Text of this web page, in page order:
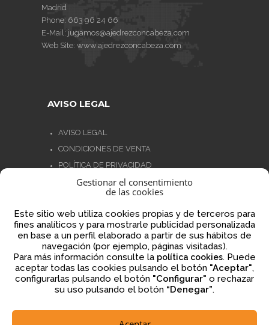
Gestionar el consentimiento
de las cookies
Este sitio web utiliza cookies propias y de terceros para
fines analíticos y para mostrarle publicidad personalizada
en base a un perfil elaborado a partir de sus hábitos de
navegación (por ejemplo, páginas visitadas).
Para más información consulte la política cookies. Puede
aceptar todas las cookies pulsando el botón "Aceptar",
configurarlas pulsando el botón "Configurar" o rechazar
su uso pulsando el botón “Denegar”.
Madrid
Phone: 663 96 24 66
E-Mail: jugamos@ajedrezconcabeza.com
Web Site: www.ajedrezconcabeza.com
AVISO LEGAL
AVISO LEGAL
CONDICIONES DE VENTA
POLÍTICA DE PRIVACIDAD
POLÍTICA DE COOKIES
NORMATIVA AJEDREZ CON CABEZA
Financiado por la Unión Europea – NextGenerationEU